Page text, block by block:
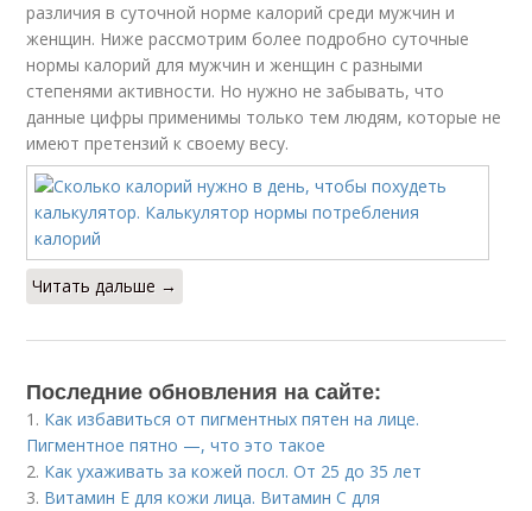
различия в суточной норме калорий среди мужчин и
женщин. Ниже рассмотрим более подробно суточные
нормы калорий для мужчин и женщин с разными
степенями активности. Но нужно не забывать, что
данные цифры применимы только тем людям, которые не
имеют претензий к своему весу.
Читать дальше →
Последние обновления на сайте:
1. Как избавиться от пигментных пятен на лице.
Пигментное пятно —, что это такое
2. Как ухаживать за кожей посл. От 25 до 35 лет
3. Витамин Е для кожи лица. Витамин С для